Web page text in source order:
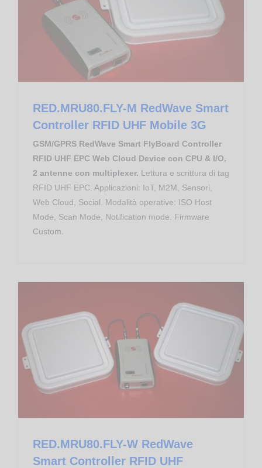
RED.MRU80.FLY-M RedWave Smart
Controller RFID UHF Mobile 3G
GSM/GPRS RedWave Smart FlyBoard Controller
RFID UHF EPC Web Cloud Device con CPU & I/O,
2 antenne con multiplexer. Lettura e scrittura di tag
RFID UHF EPC. Applicazioni: IoT, M2M, Sensori,
Web Cloud, Social. Modalità operative: ISO Host
Mode, Scan Mode, Notification mode. Firmware
Custom.
RED.MRU80.FLY-W RedWave
Smart Controller RFID UHF